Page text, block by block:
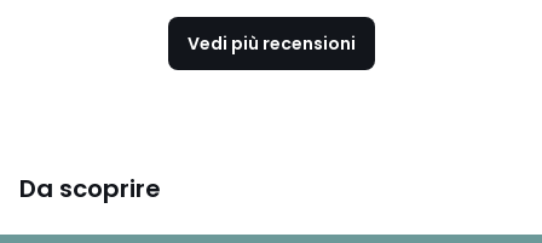
Vedi più recensioni
Da scoprire